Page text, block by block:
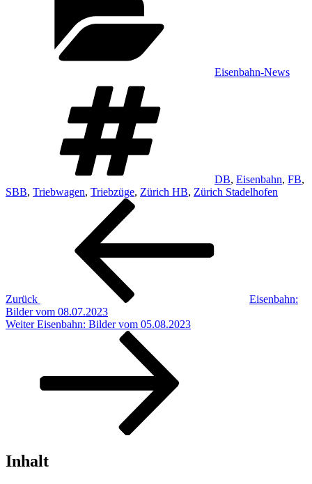
Eisenbahn-News
DB, Eisenbahn, FB,
SBB, Triebwagen, Triebzüge, Zürich HB, Zürich Stadelhofen
Beitragsnavigation
Zurück
Eisenbahn:
Bilder vom 08.07.2023
Nächster
Weiter Eisenbahn: Bilder vom 05.08.2023
Inhalt